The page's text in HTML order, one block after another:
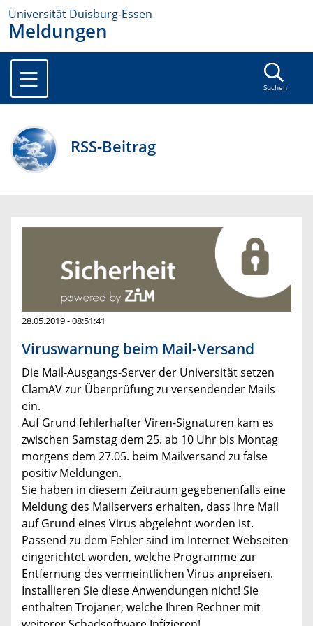
Universität Duisburg-Essen
Meldungen
Suchen
RSS-Beitrag
28.05.2019 - 08:51:41
Viruswarnung beim Mail-Versand
Die Mail-Ausgangs-Server der Universität setzen
ClamAV zur Überprüfung zu versendender Mails
ein.
Auf Grund fehlerhafter Viren-Signaturen kam es
zwischen Samstag dem 25. ab 10 Uhr bis Montag
morgens dem 27.05. beim Mailversand zu false
positiv Meldungen.
Sie haben in diesem Zeitraum gegebenenfalls eine
Meldung des Mailservers erhalten, dass Ihre Mail
auf Grund eines Virus abgelehnt worden ist.
Passend zu dem Fehler sind im Internet Webseiten
eingerichtet worden, welche Programme zur
Entfernung des vermeintlichen Virus anpreisen.
Installieren Sie diese Anwendungen nicht! Sie
enthalten Trojaner, welche Ihren Rechner mit